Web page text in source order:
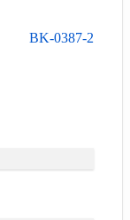
BK-0387-2